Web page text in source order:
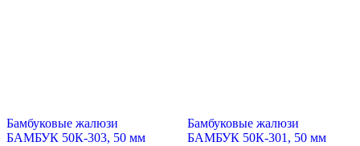
Бамбуковые жалюзи
БАМБУК 50К-303, 50 мм
Бамбуковые жалюзи
БАМБУК 50К-301, 50 мм